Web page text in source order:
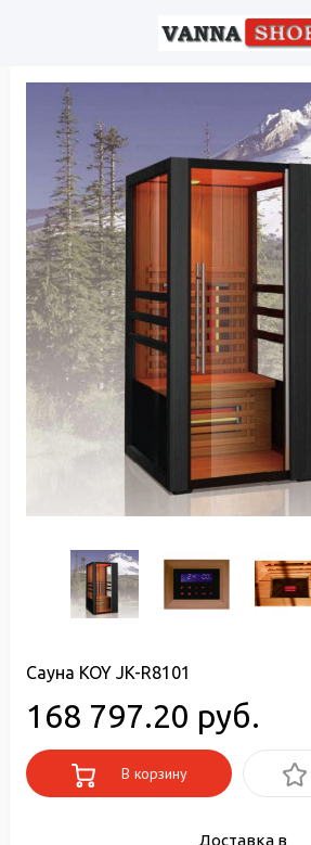
Сауна KOY JK-R8101
168 797.20 руб.
В корзину
Доставка в